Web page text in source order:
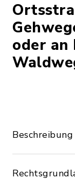
oder an
Beschreibung